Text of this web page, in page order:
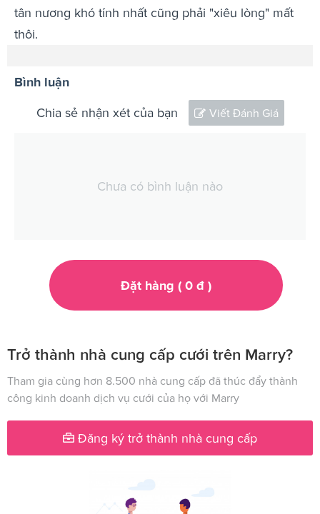
tân nương khó tính nhất cũng phải "xiêu lòng" mất
thôi.
Bình luận
Chia sẻ nhận xét của bạn Viết Đánh Giá
Chưa có bình luận nào
Đặt hàng ( 0đ )
Trở thành nhà cung cấp cưới trên Marry?
Tham gia cùng hơn 8.500 nhà cung cấp đã thúc đẩy thành
công kinh doanh dịch vụ cưới của họ với Marry
Đăng ký trở thành nhà cung cấp